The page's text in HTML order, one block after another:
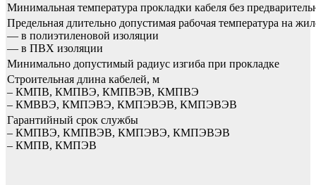
Минимальная температура прокладки кабеля без
Предельная длительно допустимая рабочая температура на
— в полиэтиленовой изоляции
— в ПВХ изоляции
Минимально допустимый радиус изгиба при прокладке
Строительная длина кабелей, м
– КМПВ, КМПВЭ, КМПВЭВ, КМПВЭ
– КМВВЭ, КМПЭВЭ, КМПЭВЭВ, КМПЭВЭВ
Гарантийный срок службы
– КМПВЭ, КМПВЭВ, КМПЭВЭ, КМПЭВЭВ
– КМПВ, КМПЭВ